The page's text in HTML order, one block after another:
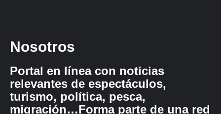
Nosotros
Portal en línea con noticias
relevantes de espectáculos,
turismo, política, pesca,
migración…Forma parte de una red